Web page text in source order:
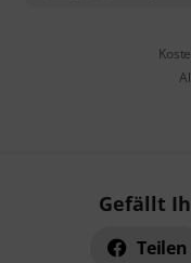
Gefällt
Teilen